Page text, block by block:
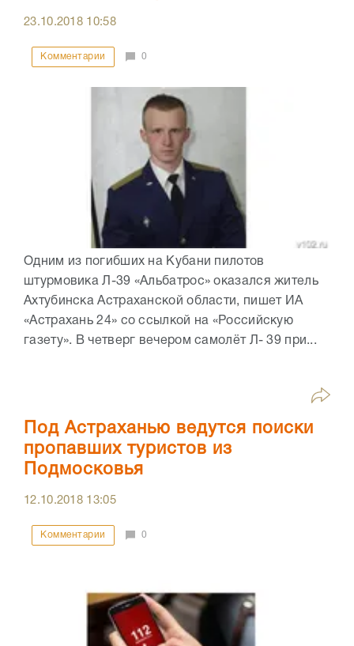
23.10.2018 10:58
Комментарии 0
Одним из погибших на Кубани пилотов
штурмовика Л-39 «Альбатрос» оказался житель
Ахтубинска Астраханской области, пишет ИА
«Астрахань 24» со ссылкой на «Российскую
газету». В четверг вечером самолёт Л- 39 при...
Под Астраханью ведутся поиски
пропавших туристов из
Подмосковья
12.10.2018 13:05
Комментарии 0